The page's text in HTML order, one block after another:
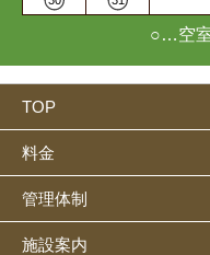
○…空
TOP
料金
管理体制
施設案内